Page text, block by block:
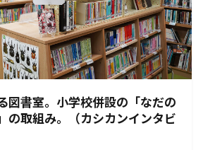
図書室。小学校併設の「なだの
の取組み。（カシカンインタビ